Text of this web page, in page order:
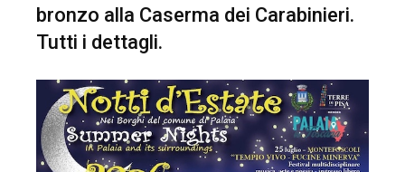
bronzo alla Caserma dei Carabinieri.
Tutti i dettagli.